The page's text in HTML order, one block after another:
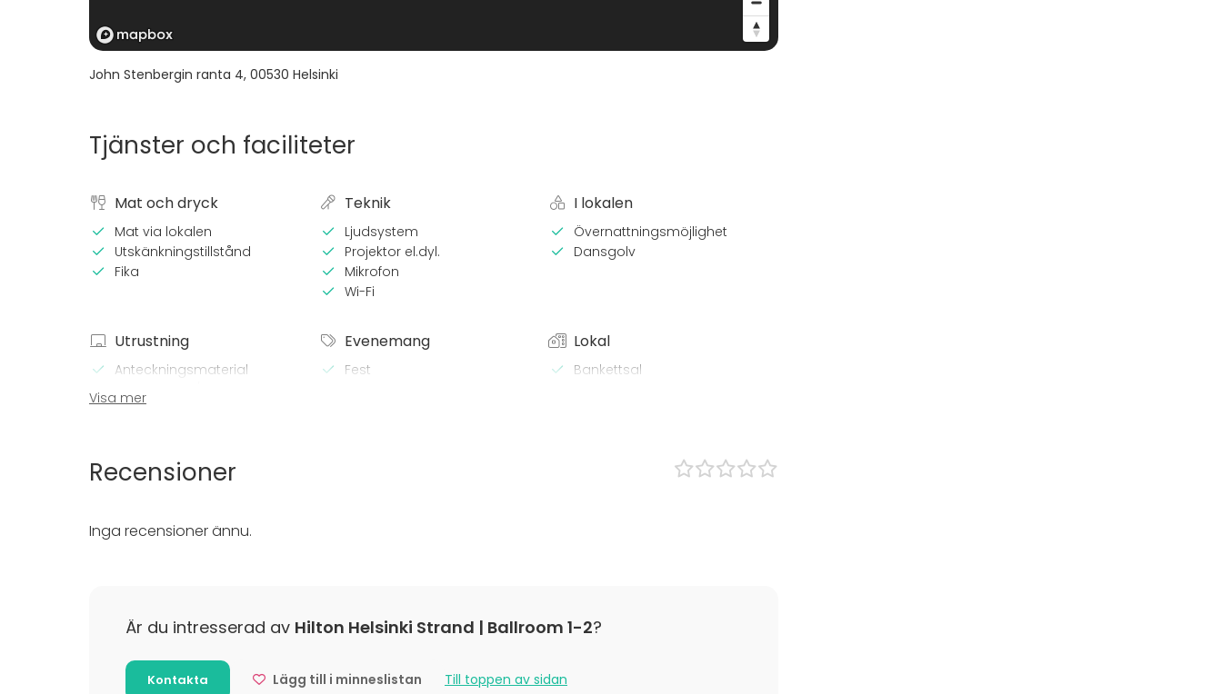
John Stenbergin ranta 4, 00530 Helsinki
Tjänster och faciliteter
Mat och dryck
Mat via lokalen
Utskänkningstillstånd
Fika
Teknik
Ljudsystem
Projektor el.dyl.
Mikrofon
Wi-Fi
I lokalen
Övernattningsmöjlighet
Dansgolv
Utrustning
Anteckningsmaterial
Evenemang
Fest
Lokal
Bankettsal
Visa mer
Recensioner
Inga recensioner ännu.
Är du intresserad av Hilton Helsinki Strand | Ballroom 1-2?
Kontakta Lägg till i minneslistan Till toppen av sidan